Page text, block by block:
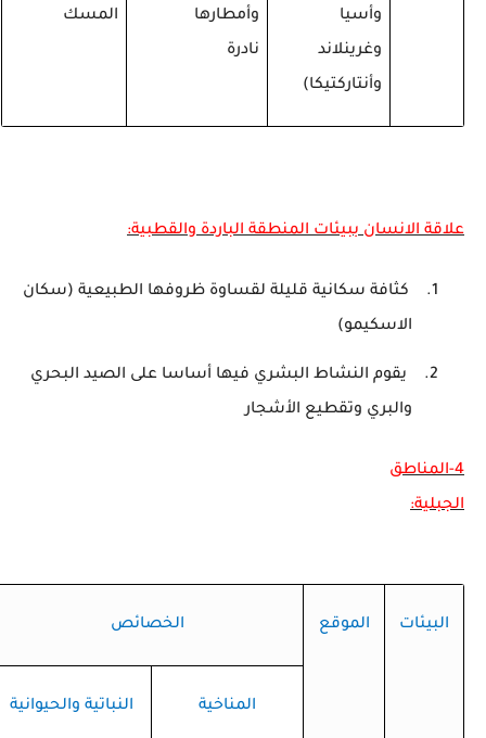
وأسيا
وغرينلاند
وأنتاركتيكا)
وأمطارها
نادرة
المسك
علاقة الانسان ببيئات المنطقة الباردة والقطبية:
1.
كثافة سكانية قليلة لقساوة ظروفها الطبيعية (سكان
الاسكيمو)
2.
يقوم النشاط البشري فيها أساسا على الصيد البحري
والبري وتقطيع الأشجار
4-المناطق
الجبلية:
البيئات الموقع الخصائص
المناخية النباتية والحيوانية